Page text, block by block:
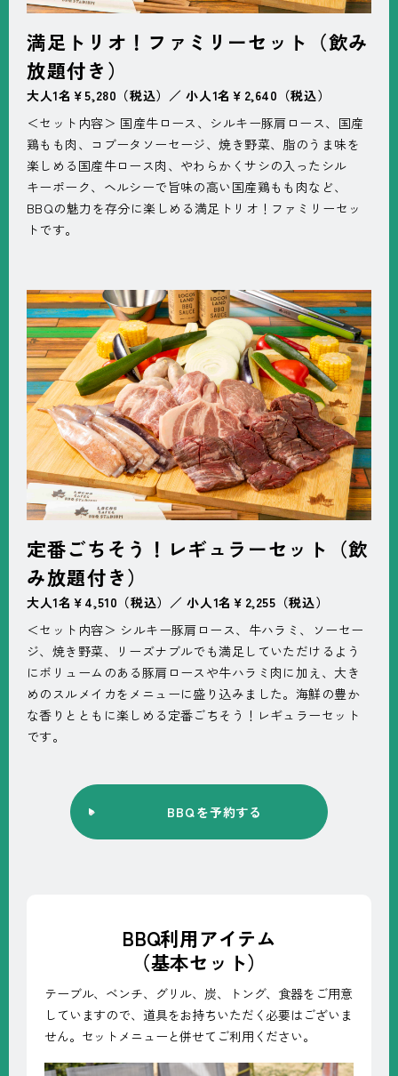
満足トリオ！ファミリーセット（飲み
放題付き）
大人1名￥5,280（税込）／ 小人1名￥2,640（税込）
＜セット内容＞ 国産牛ロース、シルキー豚肩ロース、国産
鶏もも肉、コブータソーセージ、焼き野菜、脂のうま味を
楽しめる国産牛ロース肉、やわらかくサシの入ったシル
キーポーク、ヘルシーで旨味の高い国産鶏もも肉など、
BBQの魅力を存分に楽しめる満足トリオ！ファミリーセッ
トです。
定番ごちそう！レギュラーセット（飲
み放題付き）
大人1名￥4,510（税込）／ 小人1名￥2,255（税込）
＜セット内容＞ シルキー豚肩ロース、牛ハラミ、ソーセー
ジ、焼き野菜、リーズナブルでも満足していただけるよう
にボリュームのある豚肩ロースや牛ハラミ肉に加え、大き
めのスルメイカをメニューに盛り込みました。海鮮の豊か
な香りとともに楽しめる定番ごちそう！レギュラーセット
です。
BBQを予約する
BBQ利用アイテム
（基本セット）
テーブル、ベンチ、グリル、炭、トング、食器をご用意
していますので、道具をお持ちいただく必要はございま
せん。セットメニューと併せてご利用ください。